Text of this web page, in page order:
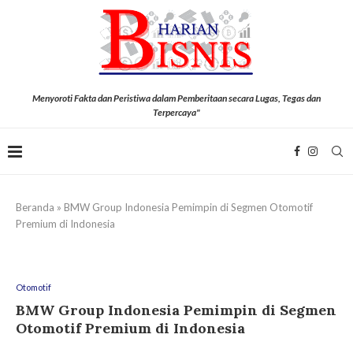
Menyoroti Fakta dan Peristiwa dalam Pemberitaan secara Lugas, Tegas dan
Terpercaya"
Beranda » BMW Group Indonesia Pemimpin di Segmen Otomotif
Premium di Indonesia
Otomotif
BMW Group Indonesia Pemimpin di Segmen
Otomotif Premium di Indonesia